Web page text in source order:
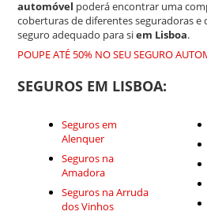
automóvel poderá encontrar uma
coberturas de diferentes seguradoras e
seguro adequado para siem Lisboa.
POUPE ATÉ 50% NO SEU SEGURO
SEGUROS EM LISBOA:
Seguros em
Alenquer
Seguros na
Amadora
Seguros na Arruda
dos Vinhos